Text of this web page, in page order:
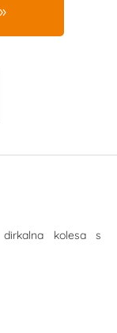
kolesa s